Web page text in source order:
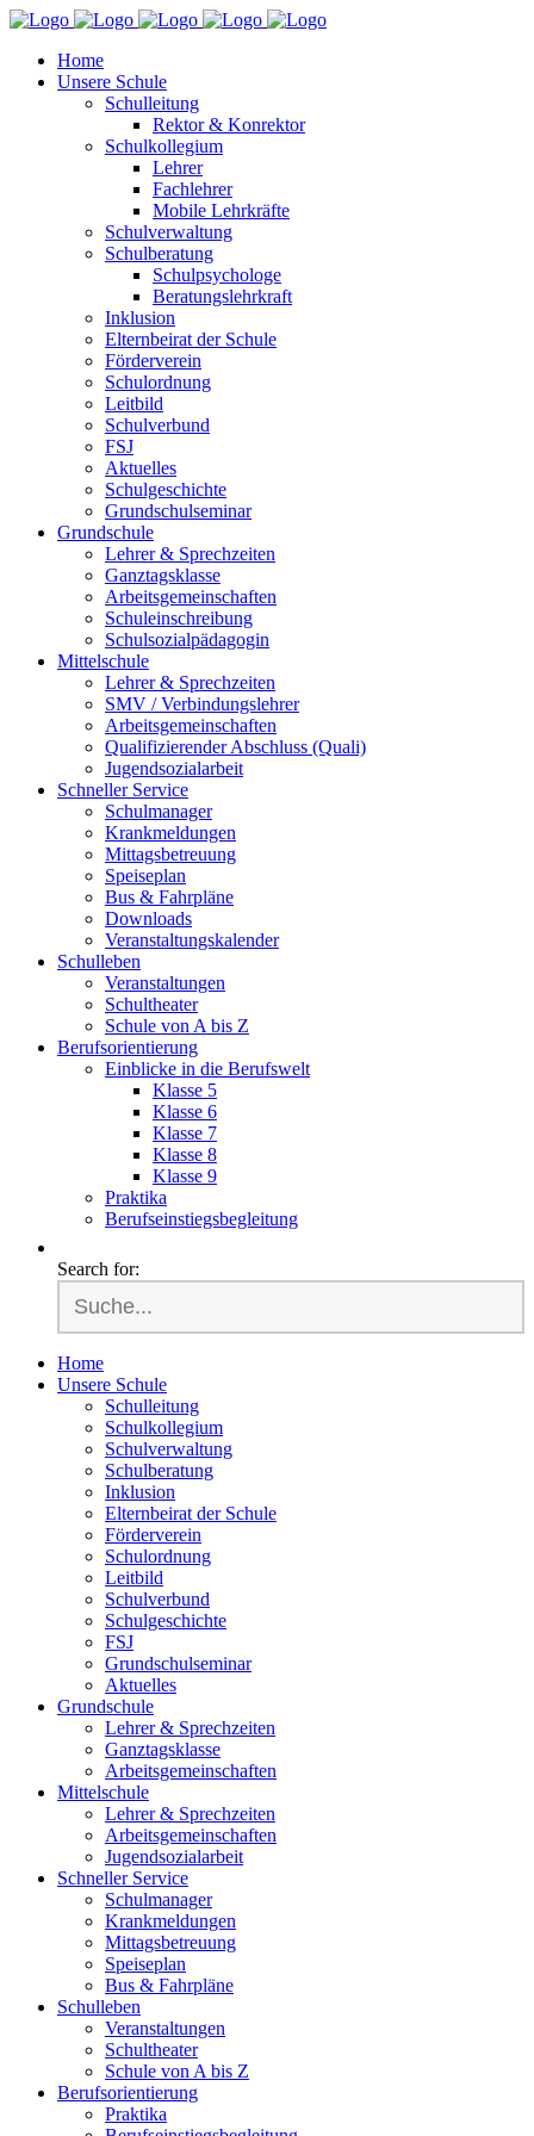
Home
Unsere Schule
Schulleitung
Rektor & Konrektor
Schulkollegium
Lehrer
Fachlehrer
Mobile Lehrkräfte
Schulverwaltung
Schulberatung
Schulpsychologe
Beratungslehrkraft
Inklusion
Elternbeirat der Schule
Förderverein
Schulordnung
Leitbild
Schulverbund
FSJ
Aktuelles
Schulgeschichte
Grundschulseminar
Grundschule
Lehrer & Sprechzeiten
Ganztagsklasse
Arbeitsgemeinschaften
Schuleinschreibung
Schulsozialpädagogin
Mittelschule
Lehrer & Sprechzeiten
SMV / Verbindungslehrer
Arbeitsgemeinschaften
Qualifizierender Abschluss (Quali)
Jugendsozialarbeit
Schneller Service
Schulmanager
Krankmeldungen
Mittagsbetreuung
Speiseplan
Bus & Fahrpläne
Downloads
Veranstaltungskalender
Schulleben
Veranstaltungen
Schultheater
Schule von A bis Z
Berufsorientierung
Einblicke in die Berufswelt
Klasse 5
Klasse 6
Klasse 7
Klasse 8
Klasse 9
Praktika
Berufseinstiegsbegleitung
Search for:
Home
Unsere Schule
Schulleitung
Schulkollegium
Schulverwaltung
Schulberatung
Inklusion
Elternbeirat der Schule
Förderverein
Schulordnung
Leitbild
Schulverbund
Schulgeschichte
FSJ
Grundschulseminar
Aktuelles
Grundschule
Lehrer & Sprechzeiten
Ganztagsklasse
Arbeitsgemeinschaften
Mittelschule
Lehrer & Sprechzeiten
Arbeitsgemeinschaften
Jugendsozialarbeit
Schneller Service
Schulmanager
Krankmeldungen
Mittagsbetreuung
Speiseplan
Bus & Fahrpläne
Schulleben
Veranstaltungen
Schultheater
Schule von A bis Z
Berufsorientierung
Praktika